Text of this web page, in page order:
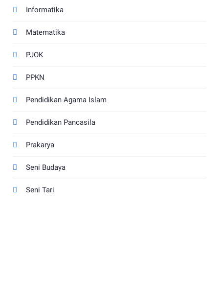
Informatika
Matematika
PJOK
PPKN
Pendidikan Agama Islam
Pendidikan Pancasila
Prakarya
Seni Budaya
Seni Tari